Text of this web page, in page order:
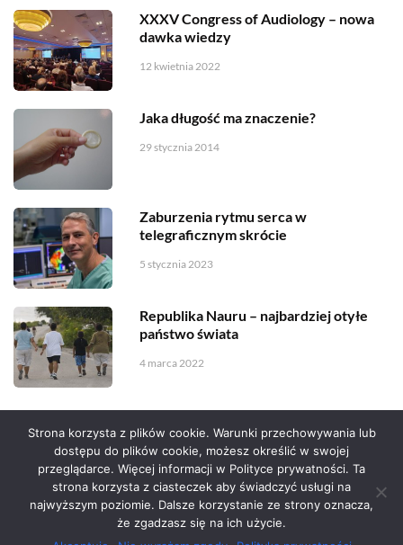
XXXV Congress of Audiology – nowa
dawka wiedzy
12 kwietnia 2022
Jaka długość ma znaczenie?
29 stycznia 2014
Zaburzenia rytmu serca w
telegraficznym skrócie
5 stycznia 2023
Republika Nauru – najbardziej otyłe
państwo świata
4 marca 2022
Serwis zaprojektował Grzegorz Sztank .
Strona korzysta z plików cookie. Warunki przechowywania lub
dostępu do plików cookie, możesz określić w swojej
przeglądarce. Więcej informacji w Polityce prywatności. Ta
strona korzysta z ciasteczek aby świadczyć usługi na
najwyższym poziomie. Dalsze korzystanie ze strony oznacza,
że zgadzasz się na ich użycie.